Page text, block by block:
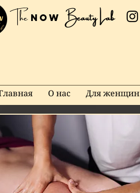
The NOW Beauty Lab
О нас Для женщин